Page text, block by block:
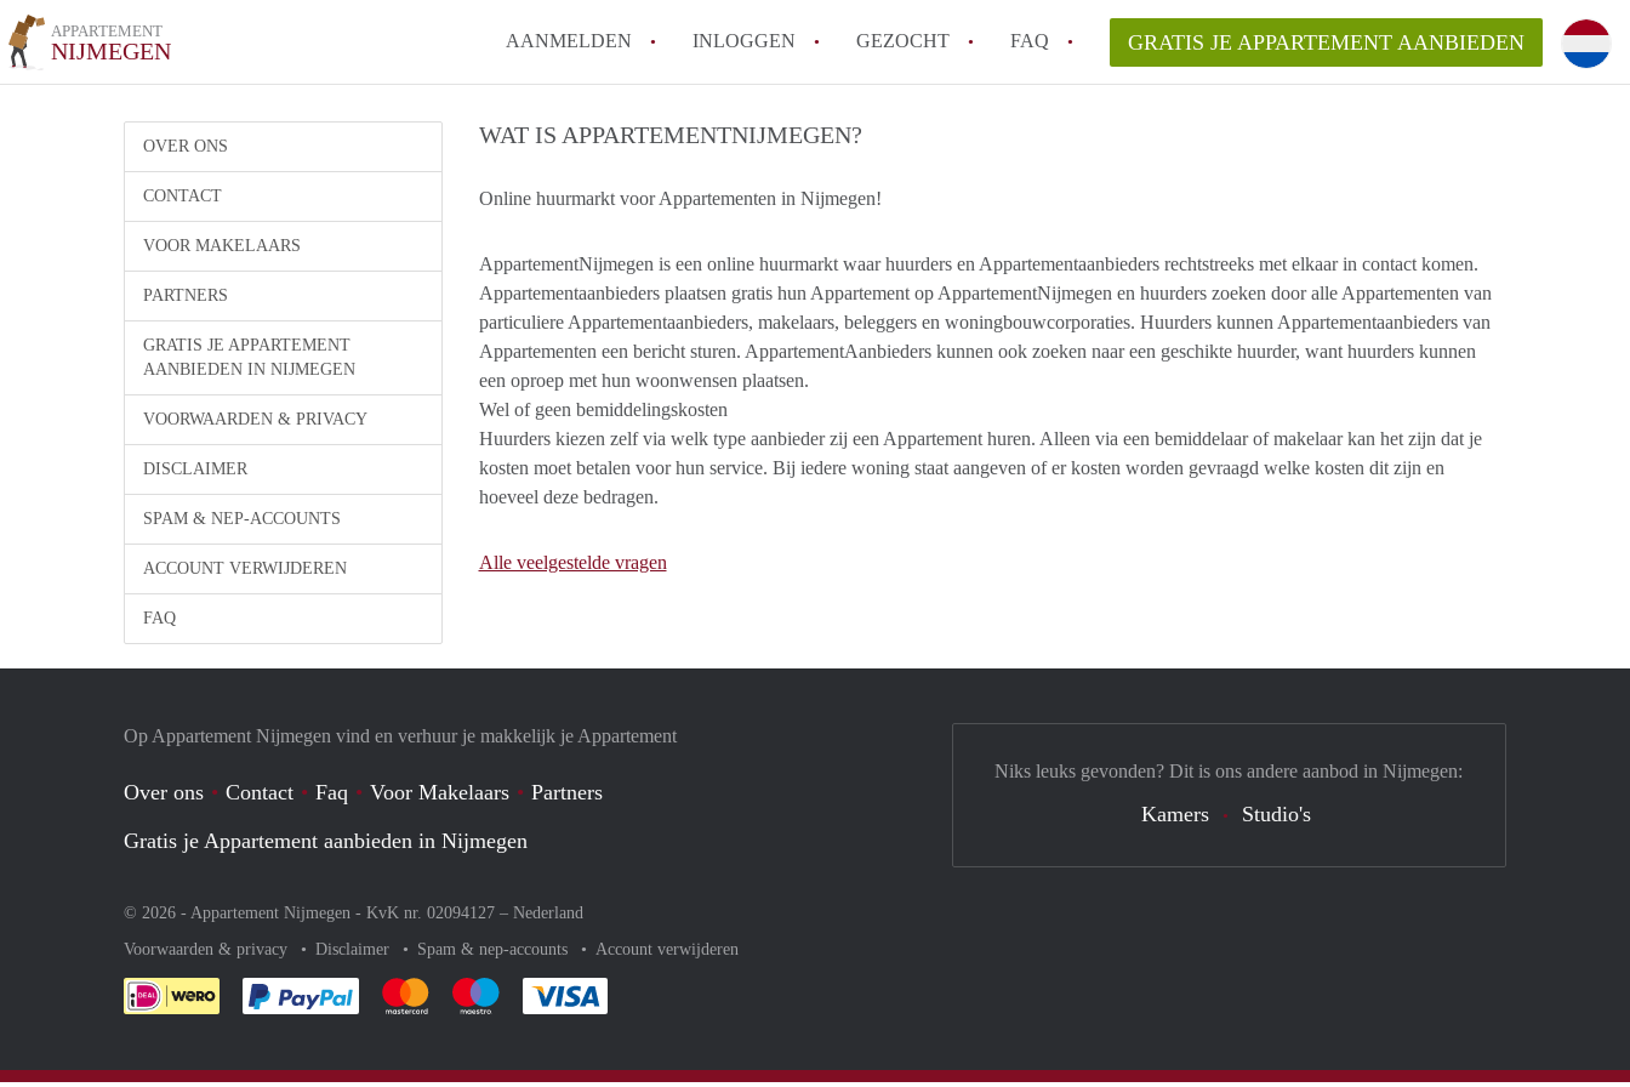
APPARTEMENT
NIJMEGEN AANMELDEN INLOGGEN GEZOCHT FAQ
Hoeveel kost het om te reageren op een Appartement in Nijmegen?
Berekent AppartementNijmegen
makelaarsvergoeding/bemiddelingsvergoeding?
Is AppartementNijmegen verantwoordelijk voor het aangeboden
Appartement / Appartementen in Nijmegen?
GRATIS JE APPARTEMENT AANBIEDEN
OVER ONS
CONTACT
VOOR MAKELAARS
PARTNERS
GRATIS JE APPARTEMENT
AANBIEDEN IN NIJMEGEN
VOORWAARDEN & PRIVACY
DISCLAIMER
SPAM & NEP-ACCOUNTS
ACCOUNT VERWIJDEREN
FAQ
WAT IS APPARTEMENTNIJMEGEN?
Online huurmarkt voor Appartementen in Nijmegen!
​AppartementNijmegen is een online huurmarkt waar huurders en Appartementaanbieders rechtstreeks met elkaar in contact komen. ​
Appartementaanbieders plaatsen gratis hun ​Appartement op AppartementNijmegen en huurders zoeken door alle Appartementen van
particuliere ​Appartementaanbieders, makelaars, beleggers en woningbouwcorporaties. Huurders kunnen Appartementaanbieders van
Appartementen een bericht sturen. AppartementAanbieders kunnen ook zoeken naar een geschikte huurder, want huurders kunnen
een oproep met hun woonwensen plaatsen.
Wel of geen bemiddelingskosten
Huurders kiezen zelf via welk type aanbieder zij een Appartement huren. Alleen via een bemiddelaar of makelaar kan het zijn dat je
kosten moet betalen voor hun service. Bij iedere woning staat aangeven of er kosten worden gevraagd welke kosten dit zijn en
hoeveel deze bedragen.
Alle veelgestelde vragen
Op Appartement Nijmegen vind en verhuur je makkelijk je Appartement
Over ons Contact Faq Voor Makelaars
Partners
Gratis je Appartement aanbieden in Nijmegen
© 2026 - Appartement Nijmegen - KvK nr. 02094127 – Nederland
Voorwaarden & privacy
Disclaimer Spam & nep-accounts Account verwijderen
Je rekent gemakkelijk af met Paypal
Je rekent gemakkelijk af met Mastercard
Je rekent gemakkelijk af met Meastro
Niks leuks gevonden? Dit is ons andere aanbod in Nijmegen:
Kamers Studio's